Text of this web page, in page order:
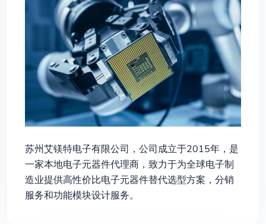
苏州艾镁特电子有限公司，公司成立于2015年，是
一家本地电子元器件代理商，致力于为全球电子制
造业提供高性价比电子元器件替代选型方案，分销
服务和功能模块设计服务。